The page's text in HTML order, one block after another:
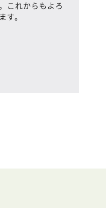
これからもよろ
す。